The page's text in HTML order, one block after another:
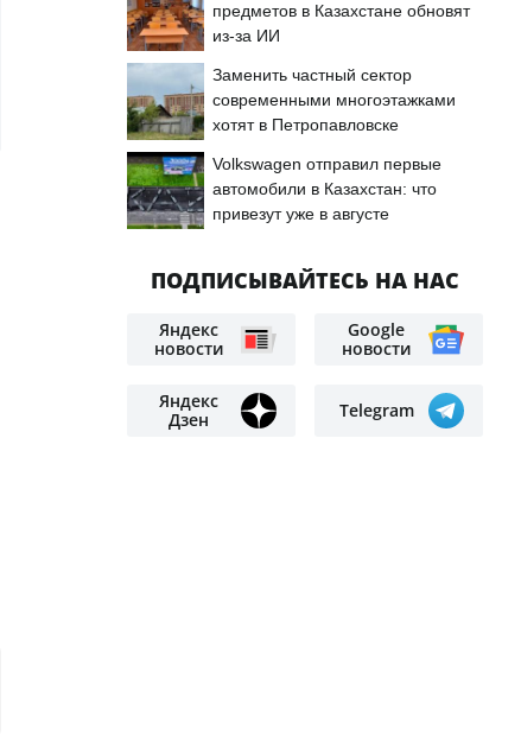
предметов в Казахстане обновят
из-за ИИ
Заменить частный сектор
современными многоэтажками
хотят в Петропавловске
Volkswagen отправил первые
автомобили в Казахстан: что
привезут уже в августе
ПОДПИСЫВАЙТЕСЬ НА НАС
Яндекс
новости
Google
новости
Яндекс
Дзен
Telegram